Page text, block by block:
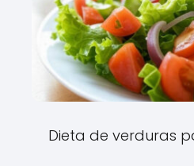
Dieta de verduras